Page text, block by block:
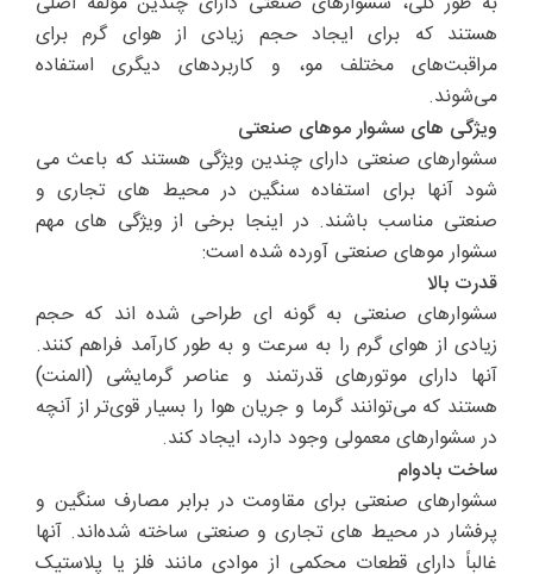
هستند که برای ایجاد حجم زیادی از هوای گرم برای
مراقبت‌های مختلف مو، و کاربردهای دیگری استفاده
می‌شوند.
ویژگی های سشوار موهای صنعتی
سشوارهای صنعتی دارای چندین ویژگی هستند که باعث می
شود آنها برای استفاده سنگین در محیط های تجاری و
صنعتی مناسب باشند. در اینجا برخی از ویژگی های مهم
سشوار موهای صنعتی آورده شده است:
قدرت بالا
سشوارهای صنعتی به گونه ای طراحی شده اند که حجم
زیادی از هوای گرم را به سرعت و به طور کارآمد فراهم کنند.
آنها دارای موتورهای قدرتمند و عناصر گرمایشی (المنت)
هستند که می‌توانند گرما و جریان هوا را بسیار قوی‌تر از آنچه
در سشوارهای معمولی وجود دارد‌، ایجاد کند.
ساخت بادوام
سشوارهای صنعتی برای مقاومت در برابر مصارف سنگین و
پرفشار در محیط های تجاری و صنعتی ساخته شده‌اند. آنها
غالباً دارای قطعات محکمی از موادی مانند فلز یا پلاستیک